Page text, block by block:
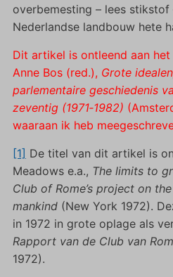
overbemesting – lees
Nederlandse landbouw hete
Dit artikel is ontleend aan het
Anne Bos (red.), Grote
parlementaire geschiedenis
zeventig (1971‑1982)
waaraan ik heb
[1] De titel van dit artikel is
Meadows e.a., The limits to
Club of Rome’s project on
mankind (New York 1972).
in 1972 in grote oplage als
Rapport van de Club van
1972).